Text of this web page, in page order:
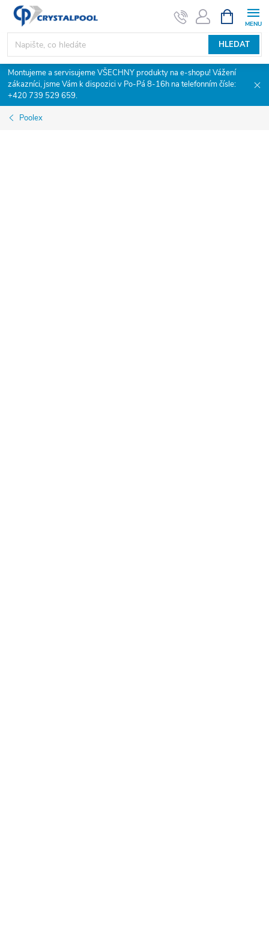
Přejít
obsah
HLEDAT
NÁKUPNÍ
KOŠÍK
Montujeme a servisujeme VŠECHNY produkty na e-shopu! Vážení
zákazníci, jsme Vám k dispozici v Po-Pá 8-16h na telefonním čísle:
+420 739 529 659.
Poolex